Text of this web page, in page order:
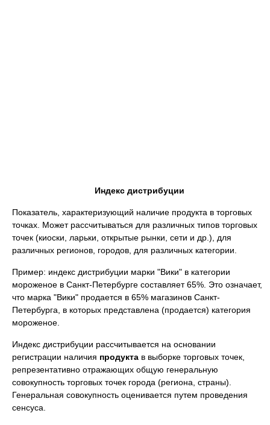
Индекс дистрибуции
Показатель, характеризующий наличие продукта в торговых
точках. Может рассчитываться для различных типов торговых
точек (киоски, ларьки, открытые рынки, сети и др.), для
различных регионов, городов, для различных категории.
Пример: индекс дистрибуции марки "Вики" в категории
мороженое в Санкт-Петербурге составляет 65%. Это означает,
что марка "Вики" продается в 65% магазинов Санкт-
Петербурга, в которых представлена (продается) категория
мороженое.
Индекс дистрибуции рассчитывается на основании
регистрации наличия продукта в выборке торговых точек,
репрезентативно отражающих общую генеральную
совокупность торговых точек города (региона, страны).
Генеральная совокупность оценивается путем проведения
сенсуса.